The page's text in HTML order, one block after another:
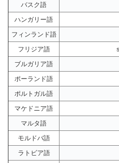
バスク語
ハンガリー語
フィンランド語
フリジア語
ブルガリア語
ポーランド語
ポルトガル語
マケドニア語
マルタ語
モルドバ語
ラトビア語